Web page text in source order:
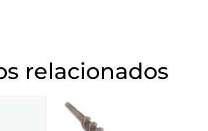
relacionados